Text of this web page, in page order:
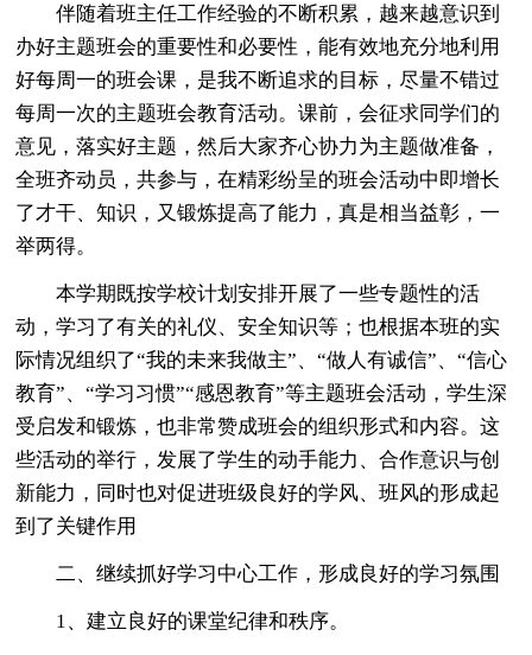
伴随着班主任工作经验的不断积累，越来越意识到
办好主题班会的重要性和必要性，能有效地充分地利用
好每周一的班会课，是我不断追求的目标，尽量不错过
每周一次的主题班会教育活动。课前，会征求同学们的
意见，落实好主题，然后大家齐心协力为主题做准备，
全班齐动员，共参与，在精彩纷呈的班会活动中即增长
了才干、知识，又锻炼提高了能力，真是相当益彰，一
举两得。
本学期既按学校计划安排开展了一些专题性的活
动，学习了有关的礼仪、安全知识等；也根据本班的实
际情况组织了“我的未来我做主”、“做人有诚信”、“信心
教育”、“学习习惯”“感恩教育”等主题班会活动，学生深
受启发和锻炼，也非常赞成班会的组织形式和内容。这
些活动的举行，发展了学生的动手能力、合作意识与创
新能力，同时也对促进班级良好的学风、班风的形成起
到了关键作用
二、继续抓好学习中心工作，形成良好的学习氛围
1、建立良好的课堂纪律和秩序。